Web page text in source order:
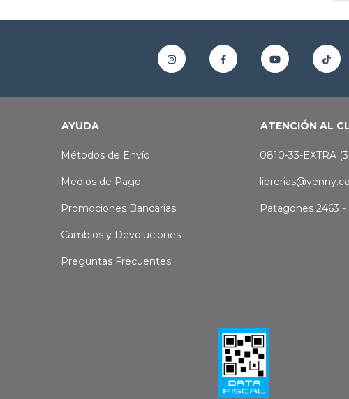
AYUDA
Métodos de Envío
Medios de Pago
Promociones Bancarias
Cambios y Devoluciones
Preguntas Frecuentes
ATENCIÓN AL
0810-33-EXTRA
Patagones 2463 -